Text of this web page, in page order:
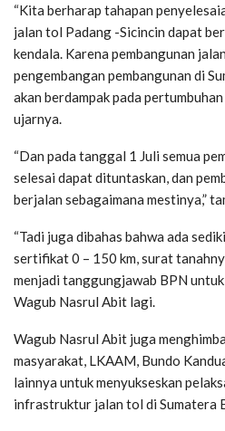
“Kita berharap tahapan
jalan tol Padang -Sicincin dapat
kendala. Karena pembangunan
pengembangan pembangunan di
akan berdampak pada
ujarnya.
“Dan pada tanggal 1 Juli semua
selesai dapat dituntaskan, dan
berjalan sebagaimana mestinya,”
“Tadi juga dibahas bahwa ada
sertifikat 0 – 150 km, surat
menjadi tanggungjawab BPN
Wagub Nasrul Abit lagi.
Wagub Nasrul Abit juga
masyarakat, LKAAM, Bundo
lainnya untuk menyukseskan
infrastruktur jalan tol di Sumatera